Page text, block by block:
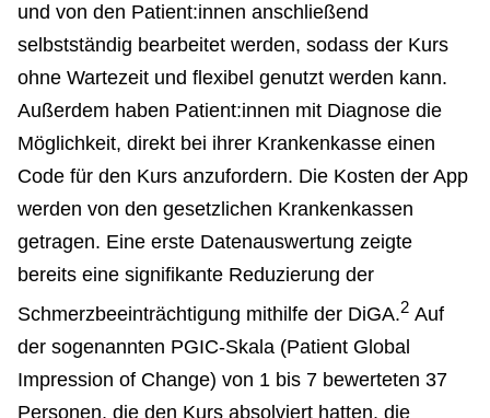
und von den Patient:innen anschließend
selbstständig bearbeitet werden, sodass der Kurs
ohne Wartezeit und flexibel genutzt werden kann.
Außerdem haben Patient:innen mit Diagnose die
Möglichkeit, direkt bei ihrer Krankenkasse einen
Code für den Kurs anzufordern. Die Kosten der App
werden von den gesetzlichen Krankenkassen
getragen. Eine erste Datenauswertung zeigte
bereits eine signifikante Reduzierung der
Schmerzbeeinträchtigung mithilfe der DiGA.2 Auf
der sogenannten PGIC-Skala (Patient Global
Impression of Change) von 1 bis 7 bewerteten 37
Personen, die den Kurs absolviert hatten, die